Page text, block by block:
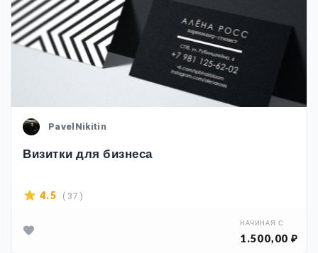
PavelNikitin
Визитки для бизнеса
4.5 ( 37 )
НАЧИНАЯ С
1.500,00 ₽